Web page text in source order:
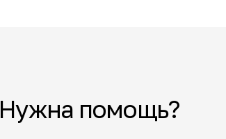
Нужна помощь?